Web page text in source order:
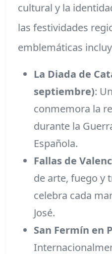
cultural y la
las festividades
emblemáticas
La Diada de
septiembre):
conmemora la
durante la
Española.
Fallas de
de arte, fuego y
celebra cada
José.
San Fermín en